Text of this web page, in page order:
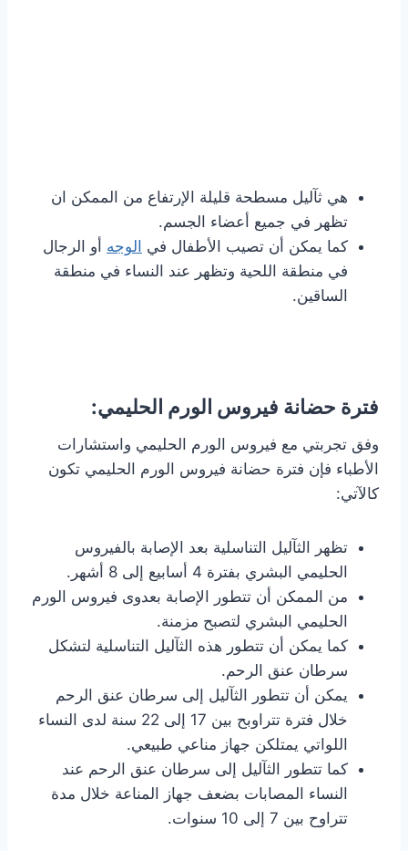
هي ثآليل مسطحة قليلة الإرتفاع من الممكن ان
تظهر في جميع أعضاء الجسم.
كما يمكن أن تصيب الأطفال في الوجه أو الرجال
في منطقة اللحية وتظهر عند النساء في منطقة
الساقين.
فترة حضانة فيروس الورم الحليمي:
وفق تجربتي مع فيروس الورم الحليمي واستشارات
الأطباء فإن فترة حضانة فيروس الورم الحليمي تكون
كالآتي:
تظهر الثآليل التناسلية بعد الإصابة بالفيروس
الحليمي البشري بفترة 4 أسابيع إلى 8 أشهر.
من الممكن أن تتطور الإصابة بعدوى فيروس الورم
الحليمي البشري لتصبح مزمنة.
كما يمكن أن تتطور هذه الثآليل التناسلية لتشكل
سرطان عنق الرحم.
يمكن أن تتطور الثآليل إلى سرطان عنق الرحم
خلال فترة تتراوبح بين 17 إلى 22 سنة لدى النساء
اللواتي يمتلكن جهاز مناعي طبيعي.
كما تتطور الثآليل إلى سرطان عنق الرحم عند
النساء المصابات بضعف جهاز المناعة خلال مدة
تتراوح بين 7 إلى 10 سنوات.